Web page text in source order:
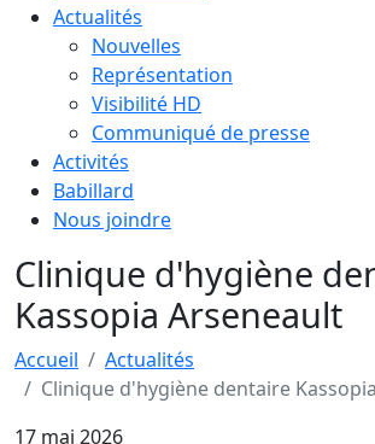
Actualités
Nouvelles
Représentation
Visibilité HD
Communiqué de presse
Activités
Babillard
Nous joindre
Clinique d'hygiène
Kassopia Arseneault
Accueil
Actualités
Clinique d'hygiène dentaire
17 mai 2026